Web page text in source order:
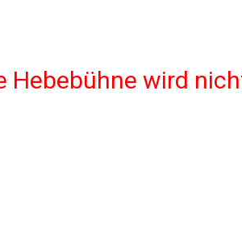
Hebebühne wird